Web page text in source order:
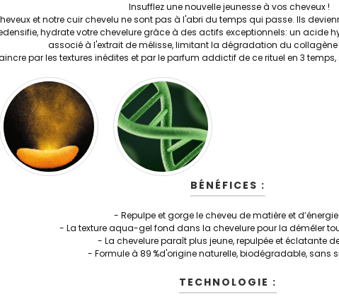
Insufflez une nouvelle jeunesse à vos cheveux !
et notre cuir chevelu ne sont pas à l'abri du temps qui passe. Ils
hydrate votre chevelure grâce à des actifs exceptionnels: un acide
associé à l'extrait de mélisse, limitant la dégradation du collagène
par les textures inédites et par le parfum addictif de ce rituel en 3
BÉNÉFICES :
- Repulpe et gorge le cheveu de matière et d’énergie.
- La texture aqua-gel fond dans la chevelure pour la démêler
- La chevelure paraît plus jeune, repulpée et éclatante
- Formule à 89 %d'origine naturelle, biodégradable, sans
TECHNOLOGIE :